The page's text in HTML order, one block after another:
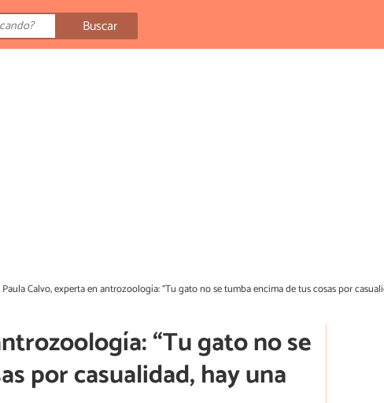
Buscar
Paula Calvo, experta en antrozoología: “Tu gato no se tumba encima de tus cosas por
“Tu gato no se
por casualidad, hay una